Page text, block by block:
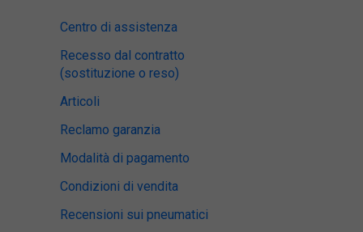
Centro di assistenza
Recesso dal contratto
(sostituzione o reso)
Articoli
Reclamo garanzia
Modalità di pagamento
Condizioni di vendita
Recensioni sui pneumatici